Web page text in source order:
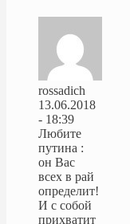
rossadich
13.06.2018
- 18:39
Любите
путина :
он Вас
всех в рай
определит!
И с собой
прихватит